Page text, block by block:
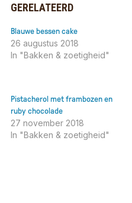
GERELATEERD
Blauwe bessen cake
26 augustus 2018
In "Bakken & zoetigheid"
Pistacherol met frambozen en
ruby chocolade
27 november 2018
In "Bakken & zoetigheid"